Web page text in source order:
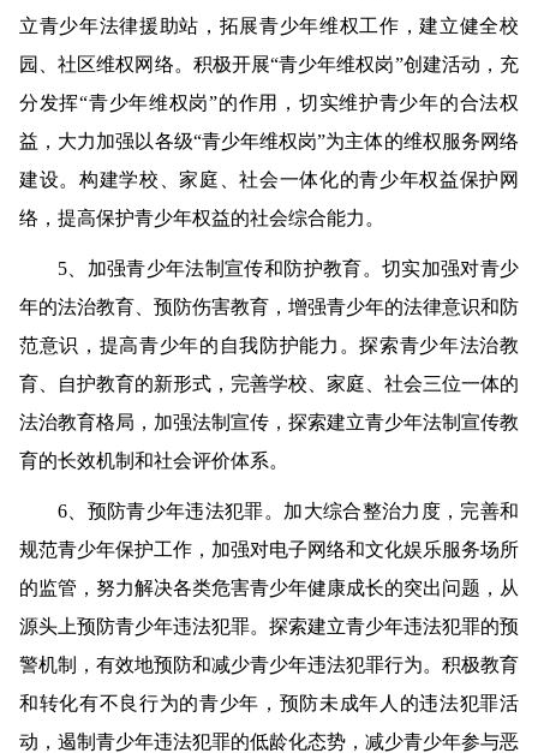
立青少年法律援助站，拓展青少年维权工作，建立健全校
园、社区维权网络。积极开展“青少年维权岗”创建活动，充
分发挥“青少年维权岗”的作用，切实维护青少年的合法权
益，大力加强以各级“青少年维权岗”为主体的维权服务网络
建设。构建学校、家庭、社会一体化的青少年权益保护网
络，提高保护青少年权益的社会综合能力。
5 、加强青少年法制宣传和防护教育。 切实加强对青少
年的法治教育、预防伤害教育，增强青少年的法律意识和防
范意识，提高青少年的自我防护能力。探索青少年法治教
育、自护教育的新形式，完善学校、家庭、社会三位一体的
法治教育格局，加强法制宣传，探索建立青少年法制宣传教
育的长效机制和社会评价体系。
6 、预防青少年违法犯罪。 加大综合整治力度，完善和
规范青少年保护工作，加强对电子网络和文化娱乐服务场所
的监管，努力解决各类危害青少年健康成长的突出问题，从
源头上预防青少年违法犯罪。探索建立青少年违法犯罪的预
警机制，有效地预防和减少青少年违法犯罪行为。积极教育
和转化有不良行为的青少年，预防未成年人的违法犯罪活
动，遏制青少年违法犯罪的低龄化态势，减少青少年参与恶